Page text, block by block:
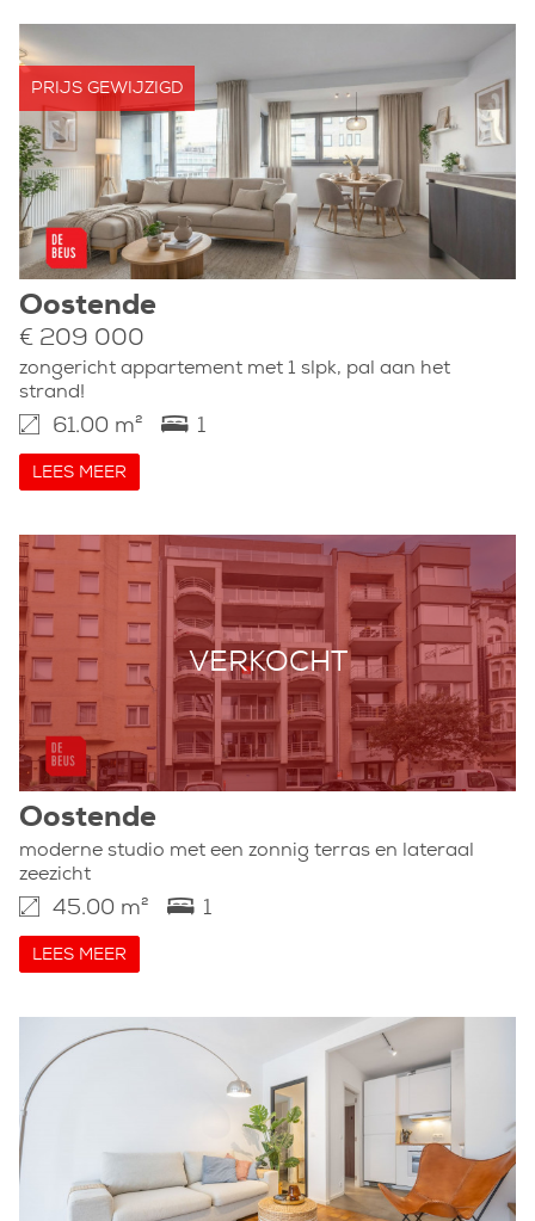
PRIJS GEWIJZIGD
Oostende
€ 209 000
zongericht appartement met 1 slpk, pal aan het
strand!
61.00 m² 1
LEES MEER
VERKOCHT
Oostende
moderne studio met een zonnig terras en lateraal
zeezicht
45.00 m² 1
LEES MEER